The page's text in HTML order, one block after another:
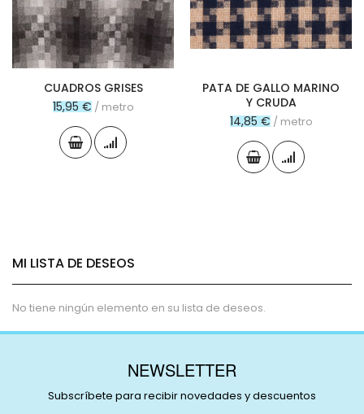
CUADROS GRISES
15,95 € / metro
PATA DE GALLO MARINO
Y CRUDA
14,85 € / metro
MI LISTA DE DESEOS
No tiene ningún elemento en su lista de deseos.
NEWSLETTER
Subscríbete para recibir novedades y descuentos